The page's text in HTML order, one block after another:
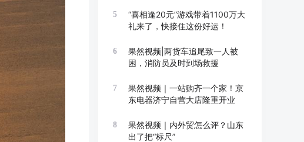
5
“喜相逢20元”游戏带着1100万大
礼来了，快接住这份好运！
6
果然视频|两货车追尾致一人被
困，消防员及时到场救援
7
果然视频｜一站购齐一个家！京
东电器济宁自营大店隆重开业
8
果然视频｜内外贸怎么评？山东
出了把“标尺”